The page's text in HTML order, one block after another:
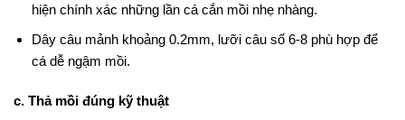
hiện chính xác những lần cá cắn mồi nhẹ nhàng.
Dây câu mảnh khoảng 0.2mm, lưỡi câu số 6-8 phù hợp để
cá dễ ngậm mồi.
c. Thả mồi đúng kỹ thuật